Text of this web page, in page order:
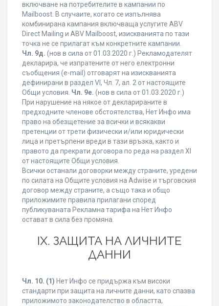
включване на потребителите в кампании по
Mailboost. В случаите, когато се изпълнява
комбинирана кампания включваща услугите ABV
Direct Mailing и ABV Mailboost, изискванията по тази
точка не се прилагат към конкретните кампании.
Чл. 9д. (нов в сила от 01.03.2020 г.) Рекламодателят
декларира, че изпратените от него електронни
съобщения (e-mail) отговарят на изискванията
дефинирани в раздел VI, Чл. 7, ал. 2 от настоящите
Общи условия. Чл. 9е. (нов в сила от 01.03.2020 г.)
При нарушение на някое от декларираните в
предходните членове обстоятелства, Нет Инфо има
право на обезщетение за всички и всякакви
претенции от трети физически и/или юридически
лица и претърпени вреди в тази връзка, както и
правото да прекрати договора по реда на раздел XI
от настоящите Общи условия.
Всички останали договорки между страните, уредени
по силата на Общите условия на Adwise и търговския
договор между страните, а също така и общо
приложимите правила прилагани според
публикуваната Рекламна тарифа на Нет Инфо
остават в сила без промяна.
IХ. ЗАЩИТА НА ЛИЧНИТЕ
ДАННИ
Чл. 10. (1) Нет Инфо се придържа към високи
стандарти при защита на личните данни, като спазва
приложимото законодателство в областта,